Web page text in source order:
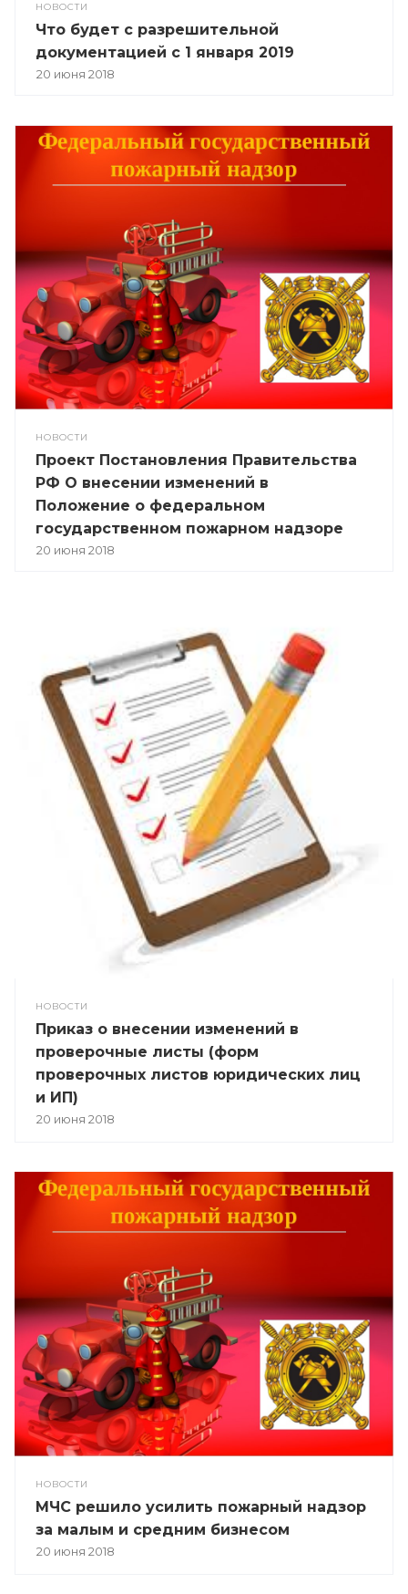
НОВОСТИ
Что будет с разрешительной
документацией с 1 января 2019
20 июня 2018
НОВОСТИ
Проект Постановления Правительства
РФ О внесении изменений в
Положение о федеральном
государственном пожарном надзоре
20 июня 2018
НОВОСТИ
Приказ о внесении изменений в
проверочные листы (форм
проверочных листов юридических лиц
и ИП)
20 июня 2018
НОВОСТИ
МЧС решило усилить пожарный надзор
за малым и средним бизнесом
20 июня 2018